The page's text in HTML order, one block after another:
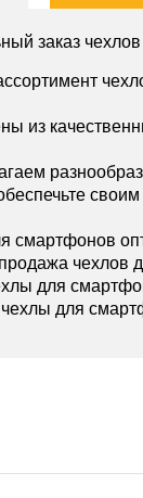
заказ
из
смартфонов
чехлов
для
для